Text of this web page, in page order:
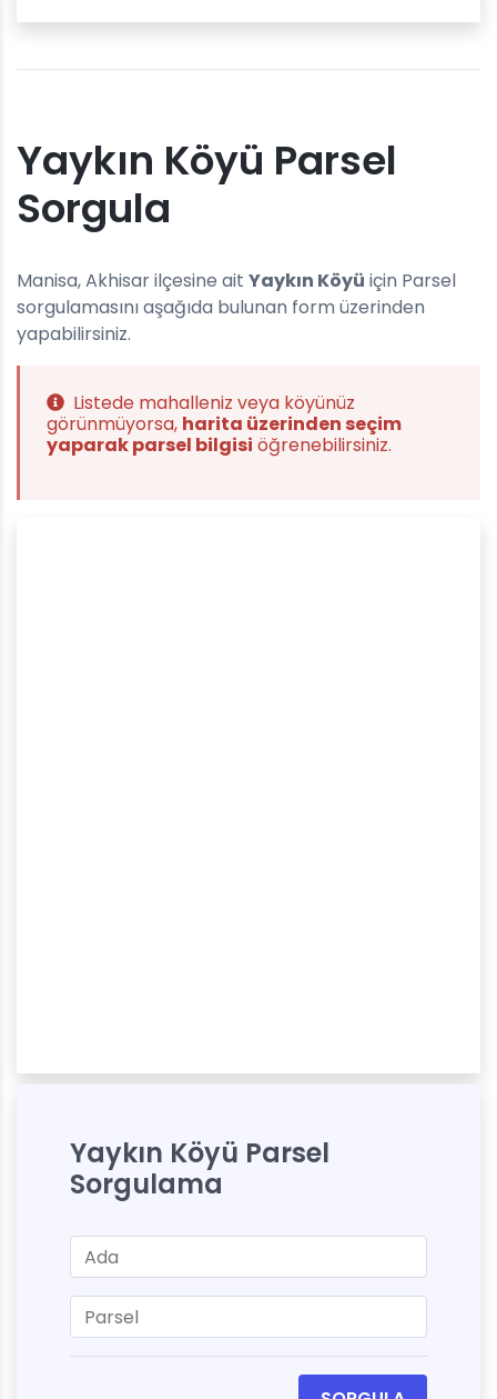
Yaykın Köyü Parsel
Sorgula
Manisa, Akhisar ilçesine ait Yaykın Köyü için Parsel
sorgulamasını aşağıda bulunan form üzerinden
yapabilirsiniz.
Listede mahalleniz veya köyünüz
görünmüyorsa, harita üzerinden seçim
yaparak parsel bilgisi öğrenebilirsiniz.
Yaykın Köyü Parsel
Sorgulama